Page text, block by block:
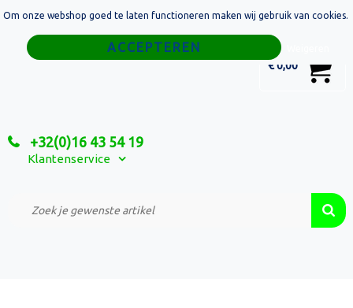
€ 0,00
+32(0)16 43 54 19
Klantenservice
Home
Relatiegeschenken
Custom Made Projecten
Om onze webshop goed te laten functioneren maken wij gebruik van cookies.